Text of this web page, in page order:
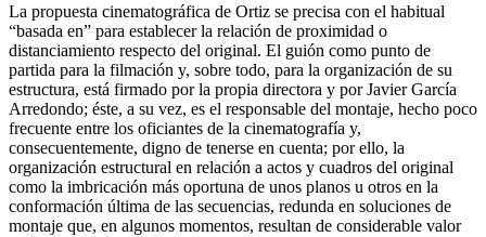
La propuesta cinematográfica de Ortiz se precisa con el habitual
“basada en” para establecer la relación de proximidad o
distanciamiento respecto del original. El guión como punto de
partida para la filmación y, sobre todo, para la organización de su
estructura, está firmado por la propia directora y por Javier García
Arredondo; éste, a su vez, es el responsable del montaje, hecho poco
frecuente entre los oficiantes de la cinematografía y,
consecuentemente, digno de tenerse en cuenta; por ello, la
organización estructural en relación a actos y cuadros del original
como la imbricación más oportuna de unos planos u otros en la
conformación última de las secuencias, redunda en soluciones de
montaje que, en algunos momentos, resultan de considerable valor